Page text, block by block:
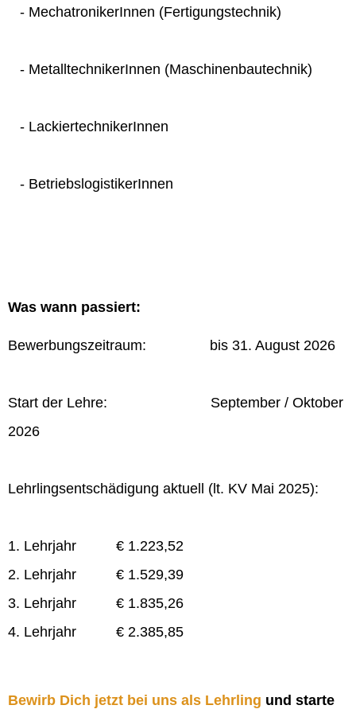
- MechatronikerInnen (Fertigungstechnik)
- MetalltechnikerInnen (Maschinenbautechnik)
- LackiertechnikerInnen
- BetriebslogistikerInnen
Was wann passiert:
Bewerbungszeitraum: bis 31. August 2026
Start der Lehre: September / Oktober
2026
Lehrlingsentschädigung aktuell (lt. KV Mai 2025):
1. Lehrjahr € 1.223,52
2. Lehrjahr € 1.529,39
3. Lehrjahr € 1.835,26
4. Lehrjahr € 2.385,85
Bewirb Dich jetzt bei uns als Lehrling und starte